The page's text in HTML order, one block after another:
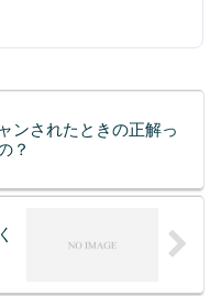
ンされたときの正解っ
？